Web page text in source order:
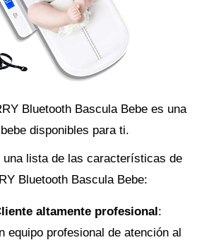
Bluetooth Bascula Bebe es una
disponibles para ti.
una lista de las características de
Bluetooth Bascula Bebe:
altamente profesional:
equipo profesional de atención al